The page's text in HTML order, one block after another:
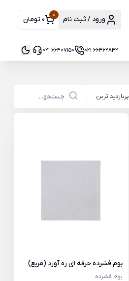
ورود / ثبت نام 0 0 تومان
021-66462842
021-66407150
پربازدید ترین
بوم فشرده حرفه ای ره آورد (مربع)
بوم فشرده